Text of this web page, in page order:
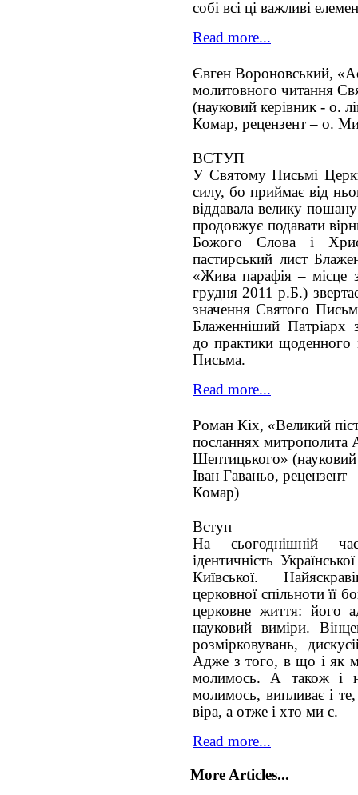
собі всі ці важливі
Read more...
Євген Вороновський,
молитовного читання
(науковий керівник - о.
Комар, рецензент – о.
ВСТУП
У Святому Письмі
силу, бо приймає від
віддавала велику
продовжує подавати
Божого Cлова і
пастирський лист
«Жива парафія – місце
грудня 2011 р.Б.)
значення Святого
Блаженніший Патріарх
до практики щоденного
Письма.
Read more...
Роман Кіх, «Великий
посланнях митрополита
Шептицького» (науковий
Іван Гаваньо, рецензент
Комар)
Вступ
На сьогоднішній
ідентичність
Київської.
церковної спільноти її
церковне життя: його
науковий виміри.
розмірковувань,
Адже з того, в що і як
молимось. А також і
молимось, випливає і
віра, а отже і хто ми є.
Read more...
More Articles...